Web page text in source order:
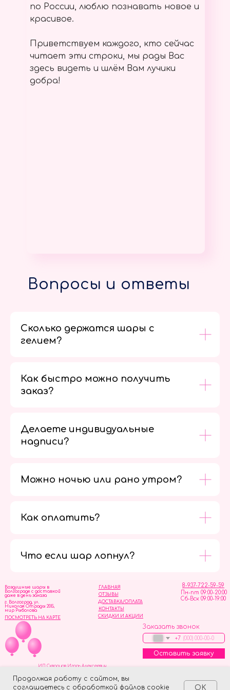
Продолжая работу с сайтом, вы
соглашаетесь с обработкой файлов cookie
OK
по России, люблю познавать новое и
красивое.
Приветствуем каждого, кто сейчас
читает эти строки, мы рады Вас
здесь видеть и шлём Вам лучики
добра!
Вопросы и ответы
Сколько держатся шары с
гелием?
Как быстро можно получить
заказ?
Делаете индивидуальные
надписи?
Можно ночью или рано утром?
Как оплатить?
Что если шар лопнул?
ОТЗЫВЫ
ГЛАВНАЯ
ДОСТАВКА/ОПЛАТА
СКИДКИ И АКЦИИ
КОНТАКТЫ
8-937-722-59-59
Пн-пт 09:00-20:00
Сб-Вск 09:00-19:00
Воздушные шары в
Волгограде с доставкой
даже в день заказа
Заказать звонок
+7
Оставить заявку
г. Волгоград, ул.
Николая Отрады 20Б,
мир Рыболова
ПОСМОТРЕТЬ НА КАРТЕ
ИП Скворцов Игорь Алексеевич